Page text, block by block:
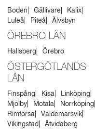
Boden Gällivare
Kalix
Luleå
Piteå Älvsbyn
ÖREBRO LÄN
Hallsberg Örebro
ÖSTERGÖTLANDS
LÄN
Finspång Kisa
Linköping
Mjölby
Motala
Norrköping
Rimforsa
Valdemarsvik
Vikingstad
Åtvidaberg